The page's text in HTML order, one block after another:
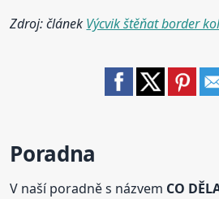
Zdroj: článek Výcvik štěňat border
Poradna
V naší poradně s názvem CO